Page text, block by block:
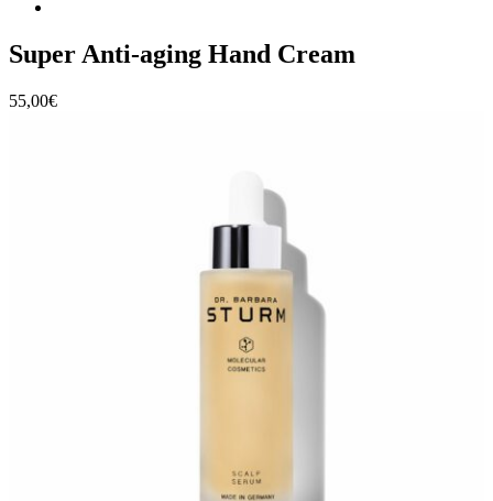
Super Anti-aging Hand Cream
55,00€